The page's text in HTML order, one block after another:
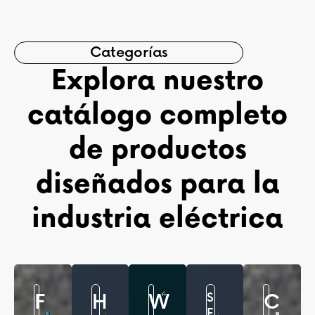
Categorías
Explora nuestro
catálogo completo
de productos
diseñados para la
industria eléctrica
F
H
W
S
C